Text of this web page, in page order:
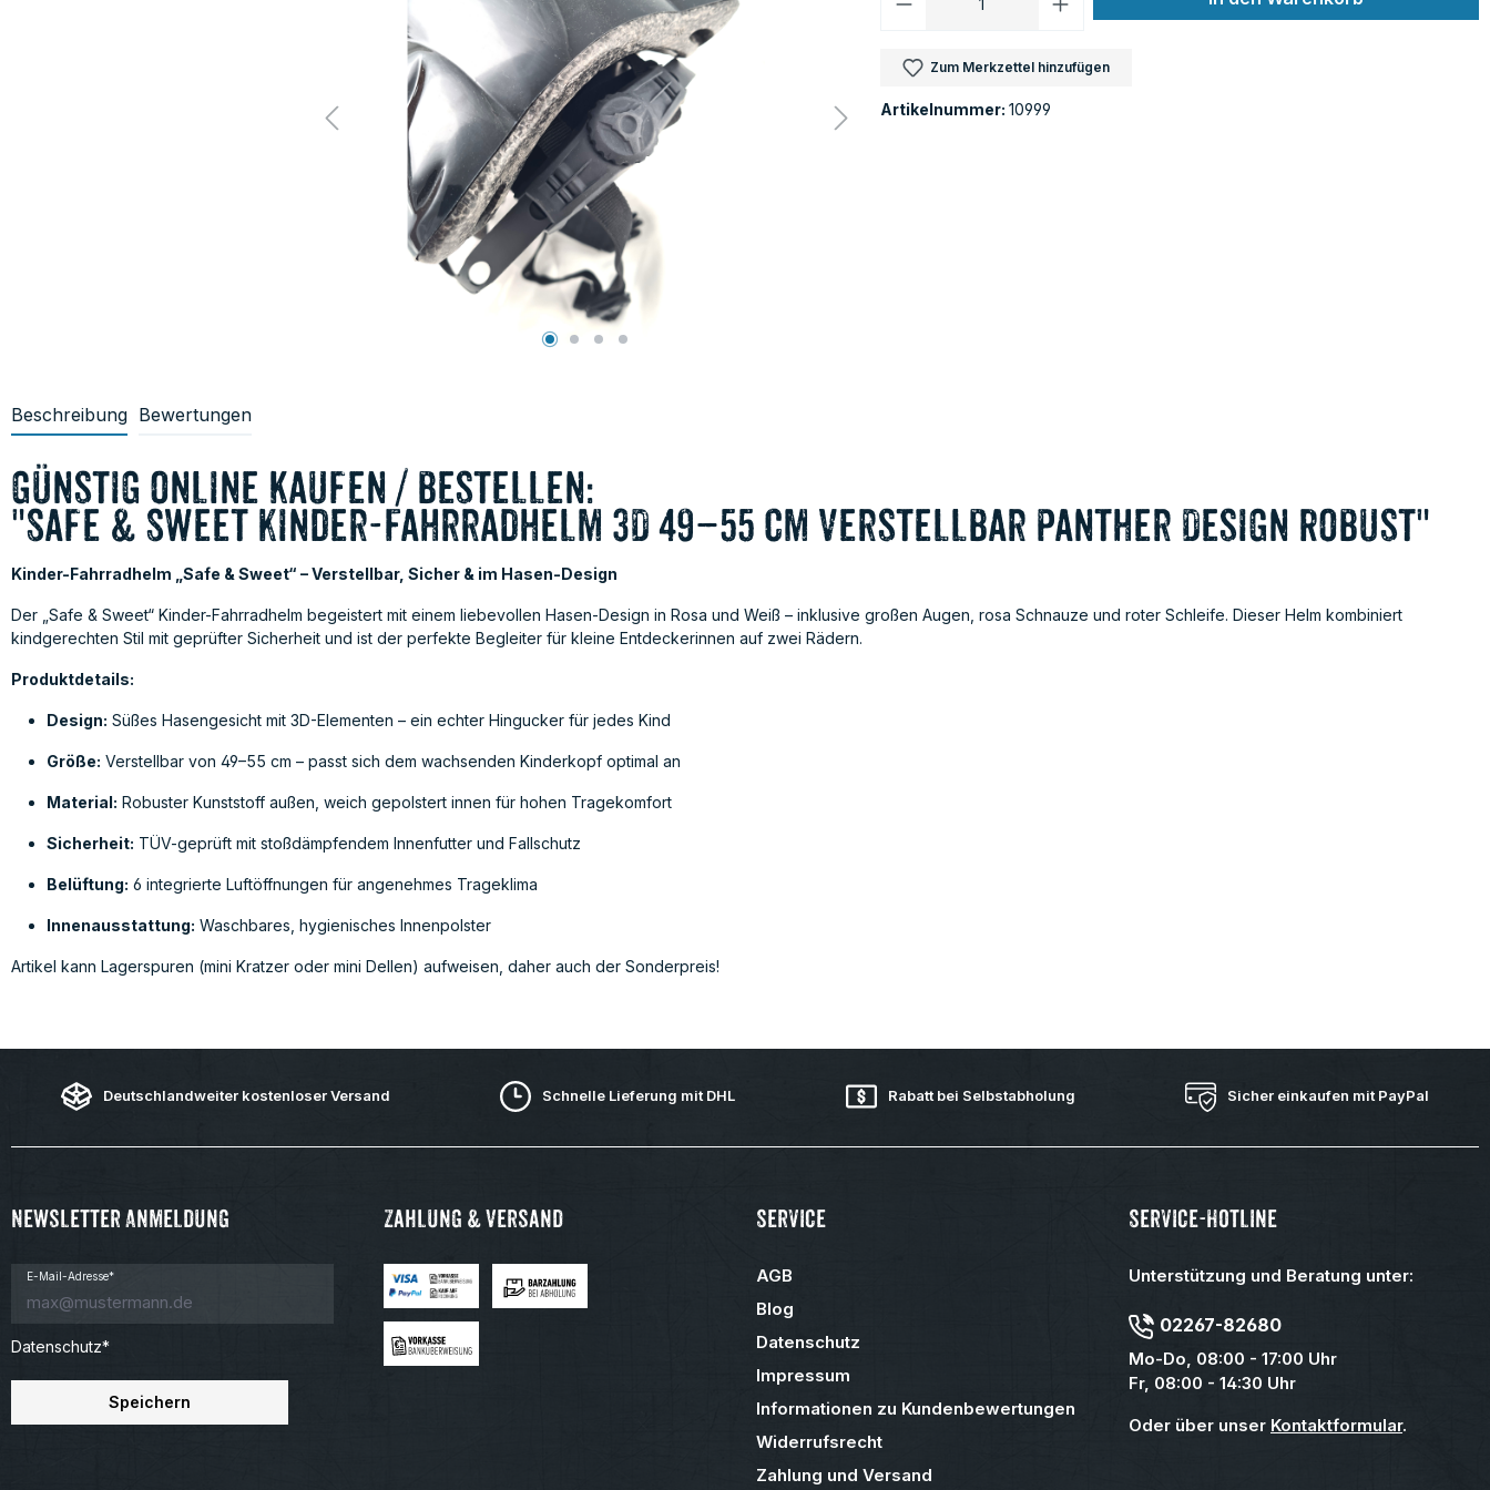
Zum Merkzettel hinzufügen
Artikelnummer: 10999
Beschreibung Bewertungen
günstig online kaufen / bestellen:
"Safe & Sweet Kinder-Fahrradhelm 3D 49–55 cm Verstellbar Panther Design Robust"
Kinder-Fahrradhelm „Safe & Sweet“ – Verstellbar, Sicher & im Hasen-Design
Der „Safe & Sweet“ Kinder-Fahrradhelm begeistert mit einem liebevollen Hasen-Design in Rosa und Weiß – inklusive großen Augen, rosa Schnauze und roter Schleife. Dieser Helm kombiniert
kindgerechten Stil mit geprüfter Sicherheit und ist der perfekte Begleiter für kleine Entdeckerinnen auf zwei Rädern.
Produktdetails:
Design: Süßes Hasengesicht mit 3D-Elementen – ein echter Hingucker für jedes Kind
Größe: Verstellbar von 49–55 cm – passt sich dem wachsenden Kinderkopf optimal an
Material: Robuster Kunststoff außen, weich gepolstert innen für hohen Tragekomfort
Sicherheit: TÜV-geprüft mit stoßdämpfendem Innenfutter und Fallschutz
Belüftung: 6 integrierte Luftöffnungen für angenehmes Trageklima
Innenausstattung: Waschbares, hygienisches Innenpolster
Artikel kann Lagerspuren (mini Kratzer oder mini Dellen) aufweisen, daher auch der Sonderpreis!
Deutschlandweiter kostenloser Versand Schnelle Lieferung mit DHL Rabatt bei Selbstabholung Sicher einkaufen mit PayPal
Newsletter Anmeldung
E-Mail-Adresse*
Datenschutz*
Speichern
Zahlung & Versand Service
AGB
Blog
Datenschutz
Impressum
Informationen zu Kundenbewertungen
Widerrufsrecht
Zahlung und Versand
Service-Hotline
Unterstützung und Beratung unter:
02267-82680
Mo-Do, 08:00 - 17:00 Uhr
Fr, 08:00 - 14:30 Uhr
Oder über unser Kontaktformular.